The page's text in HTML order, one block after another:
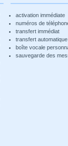
activation immédiate
numéros de
transfert immédiat
transfert
boîte vocale
sauvegarde des